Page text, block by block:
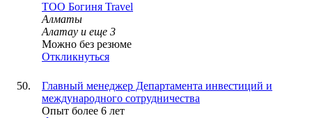
ТОО Богиня Travel
Алматы
Алатау и еще 3
Можно без резюме
Откликнуться
Главный менеджер Департамента инвестиций и
международного сотрудничества
Опыт более 6 лет